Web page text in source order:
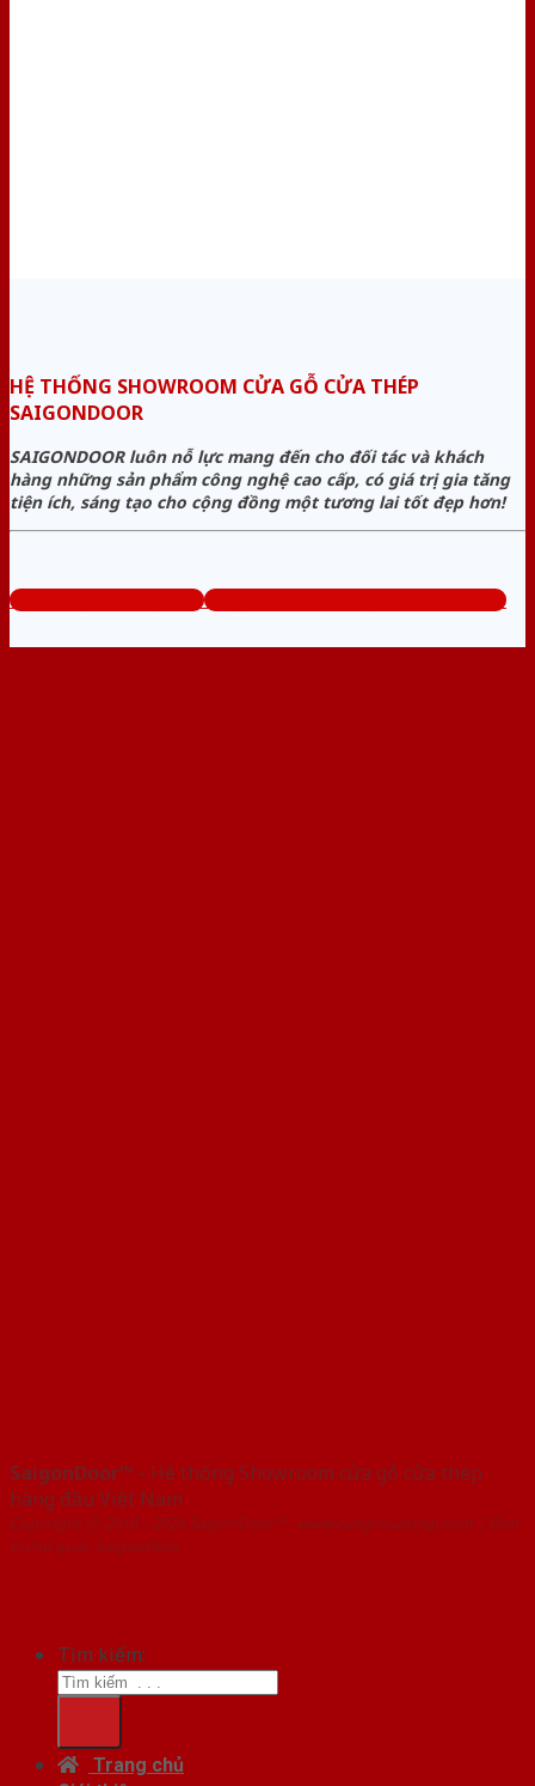
HỆ THỐNG SHOWROOM CỬA GỖ CỬA THÉP
SAIGONDOOR
SAIGONDOOR luôn nỗ lực mang đến cho đối tác và khách
hàng những sản phẩm công nghệ cao cấp, có giá trị gia tăng
tiện ích, sáng tạo cho cộng đồng một tương lai tốt đẹp hơn!
www.cuagocuathep.com Tổng đài tư vấn miễn phí: 0824.400.400
SaigonDoor™ - Hệ thống Showroom cửa gỗ cửa thép
hàng đầu Việt Nam
Copyright ⓒ 2016 – 2026 SaigonDoor™ - www.cuagocuathep.com | Đơn
vị chủ quản SaigonDoor
Tìm kiếm:
Trang chủ